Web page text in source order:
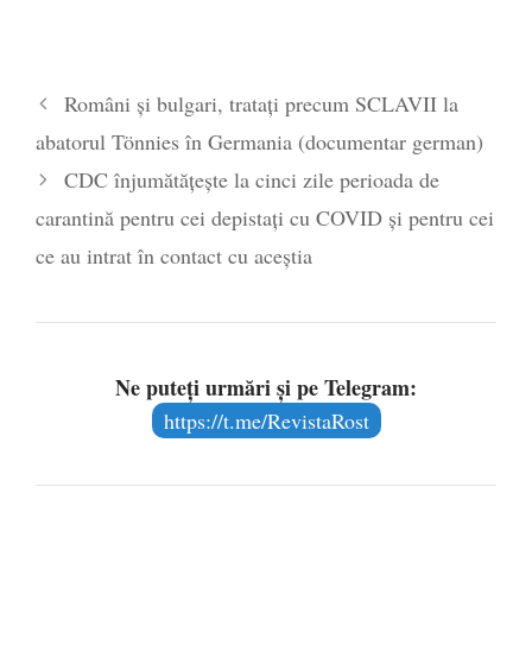
Români şi bulgari, trataţi precum SCLAVII la
abatorul Tönnies în Germania (documentar german)
CDC înjumătățește la cinci zile perioada de
carantină pentru cei depistați cu COVID și pentru cei
ce au intrat în contact cu aceștia
Ne puteți urmări și pe Telegram:
https://t.me/RevistaRost